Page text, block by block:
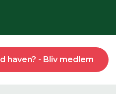
haven? - Bliv medlem